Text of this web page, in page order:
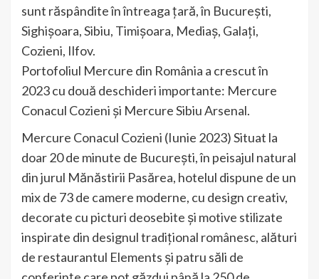
sunt răspândite în întreaga țară, în București,
Sighișoara, Sibiu, Timișoara, Mediaș, Galați,
Cozieni, Ilfov.
Portofoliul Mercure din România a crescut în
2023 cu două deschideri importante: Mercure
Conacul Cozieni și Mercure Sibiu Arsenal.
Mercure Conacul Cozieni (Iunie 2023) Situat la
doar 20 de minute de București, în peisajul natural
din jurul Mănăstirii Pasărea, hotelul dispune de un
mix de 73 de camere moderne, cu design creativ,
decorate cu picturi deosebite și motive stilizate
inspirate din designul tradițional românesc, alături
de restaurantul Elements și patru săli de